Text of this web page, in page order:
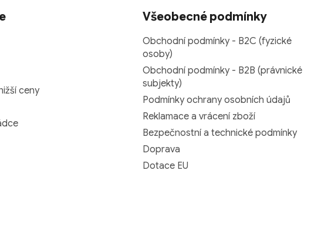
ceny
Všeobecné podmínky
Obchodní podmínky - B2C (fyzické
osoby)
Obchodní podmínky - B2B (právnické
subjekty)
Podmínky ochrany osobních údajů
Reklamace a vrácení zboží
Bezpečnostní a technické podmínky
Doprava
Dotace EU